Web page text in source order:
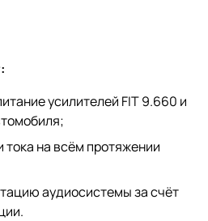
усилителей FIT 9.660 и
на всём протяжении
аудиосистемы за счёт